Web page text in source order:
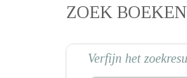
ZOEK BOEKEN